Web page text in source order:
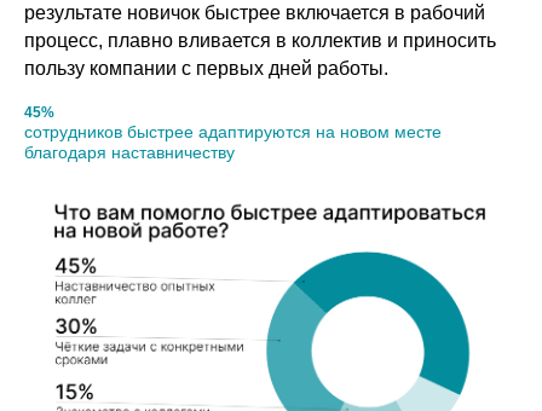
результате новичок быстрее включается в рабочий
процесс, плавно вливается в коллектив и приносить
пользу компании с первых дней работы.
45%
сотрудников быстрее адаптируются на новом месте
благодаря наставничеству